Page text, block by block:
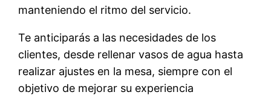
manteniendo el ritmo del servicio.
Te anticiparás a las necesidades de los
clientes, desde rellenar vasos de agua hasta
realizar ajustes en la mesa, siempre con el
objetivo de mejorar su experiencia